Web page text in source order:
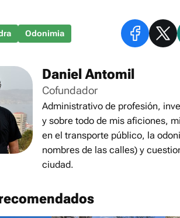
Odonimia
Daniel Antomil
Cofundador
Administrativo de profesión,
y sobre todo de mis aficiones,
en el transporte público, la
nombres de las calles) y
ciudad.